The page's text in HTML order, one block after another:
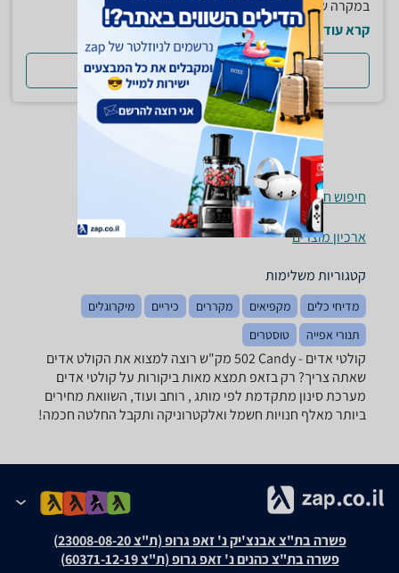
במקרה של קולט ארובה חשוב...
קרא עוד
למדריך המלא
חיפוש חנויות קולטי אדים לפי עיר
ארכיון מוצרים
קטגוריות משלימות
מדיחי כלים מקפיאים מקררים כיריים
מיקרוגלים
תנורי אפייה
טוסטרים
קולטי אדים - ‏Candy ‏502 ‏מק"ש רוצה למצוא את הקולט אדים
שאתה צריך? רק בזאפ תמצא מאות ביקורות על קולטי אדים
מערכת סינון מתקדמת לפי מותג , רוחב ועוד, השוואת מחירים
ביותר מאלף חנויות חשמל ואלקטרוניקה ותקבל החלטה חכמה!
פשרה בת"צ אבנצ'יק נ' זאפ גרופ (ת"צ 23008-08-20)
פשרה בת"צ כהנים נ' זאפ גרופ (ת"צ 60371-12-19)